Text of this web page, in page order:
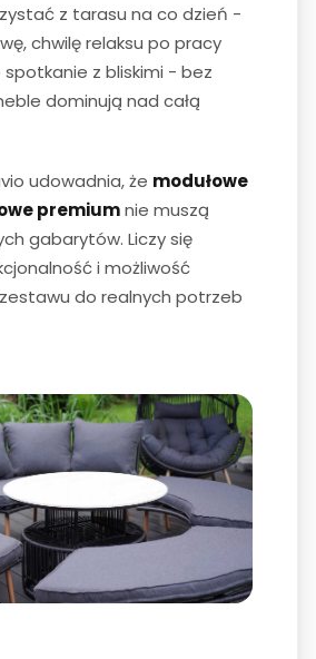
z tarasu na co dzień -
chwilę relaksu po pracy
z bliskimi - bez
dominują nad całą
udowadnia, że modułowe
premiumnie muszą
gabarytów. Liczy się
i możliwość
do realnych potrzeb